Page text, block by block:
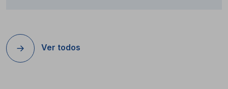
Ver todos